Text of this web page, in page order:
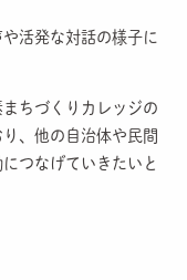
活発な対話の様子に
ちづくりカレッジの
、他の自治体や民間
つなげていきたいと